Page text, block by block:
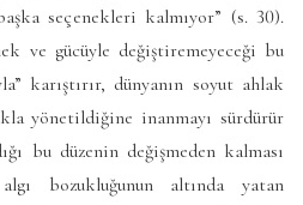
seçenekleri kalmıyor” (s. 30).
ve gücüyle değiştiremeyeceği bu
karıştırır, dünyanın soyut ahlak
yönetildiğine inanmayı sürdürür
bu düzenin değişmeden kalması
bozukluğunun altında yatan